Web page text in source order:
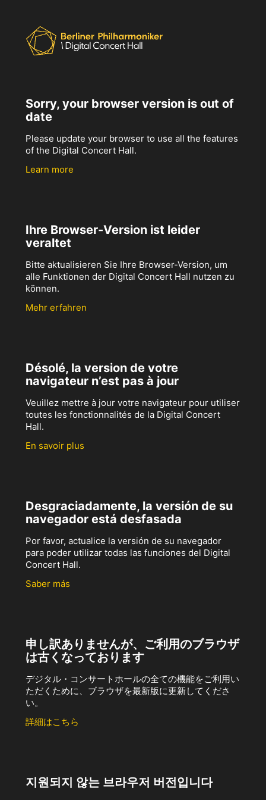
Sorry, your browser version is out of
date
Please update your browser to use all the features
of the Digital Concert Hall.
Learn more
Ihre Browser-Version ist leider
veraltet
Bitte aktualisieren Sie Ihre Browser-Version, um
alle Funktionen der Digital Concert Hall nutzen zu
können.
Mehr erfahren
Désolé, la version de votre
navigateur n’est pas à jour
Veuillez mettre à jour votre navigateur pour utiliser
toutes les fonctionnalités de la Digital Concert
Hall.
En savoir plus
Desgraciadamente, la versión de su
navegador está desfasada
Por favor, actualice la versión de su navegador
para poder utilizar todas las funciones del Digital
Concert Hall.
Saber más
申し訳ありませんが、ご利用のブラウザ
は古くなっております
デジタル・コンサートホールの全ての機能をご利用い
ただくために、ブラウザを最新版に更新してくださ
い。
詳細はこちら
지원되지 않는 브라우저 버전입니다